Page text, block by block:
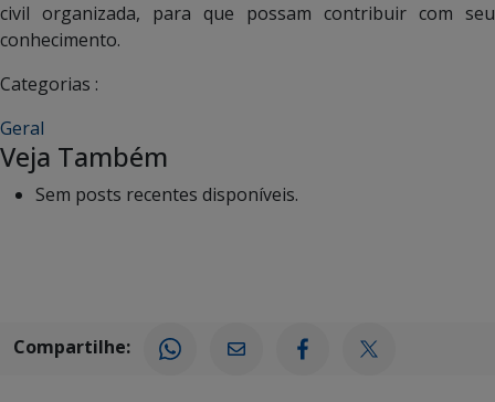
civil organizada, para que possam contribuir com seu
conhecimento.
Categorias :
Geral
Veja Também
Sem posts recentes disponíveis.
Compartilhe: